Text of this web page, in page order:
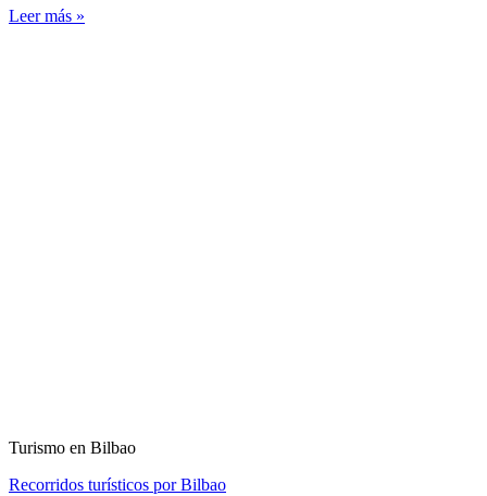
Leer más »
Turismo en Bilbao
Recorridos turísticos por Bilbao